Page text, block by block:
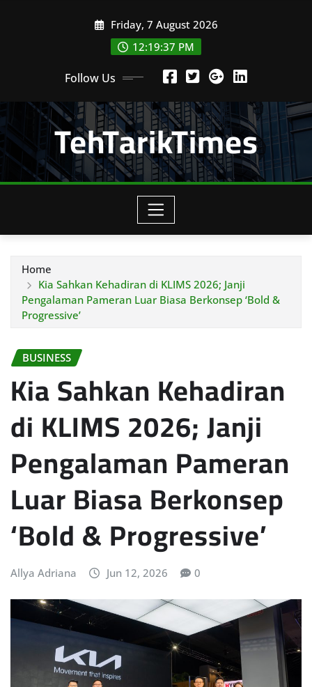
Friday, 7 August 2026
12:19:39 PM
Follow Us
TehTarikTimes
Home
Kia Sahkan Kehadiran di KLIMS 2026; Janji
Pengalaman Pameran Luar Biasa Berkonsep ‘Bold &
Progressive’
BUSINESS
Kia Sahkan Kehadiran
di KLIMS 2026; Janji
Pengalaman Pameran
Luar Biasa Berkonsep
‘Bold & Progressive’
Allya Adriana Jun 12, 2026 0